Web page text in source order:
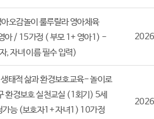
오감놀이 룰루랄라 영아체육
아 / 15가정 ( 부모 1+ 영아1) -
, 자녀 이름 필수 입력)
태적 삶과 환경보호교육- 놀이로
환경보호 실천교실 (1회기) 5세
가능 (보호자1+ 자녀1) 10가정